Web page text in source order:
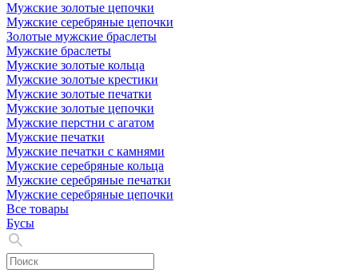
Мужские золотые цепочки
Мужские серебряные цепочки
Золотые мужские браслеты
Мужские браслеты
Мужские золотые кольца
Мужские золотые крестики
Мужские золотые печатки
Мужские золотые цепочки
Мужские перстни с агатом
Мужские печатки
Мужские печатки с камнями
Мужские серебряные кольца
Мужские серебряные печатки
Мужские серебряные цепочки
Все товары
Бусы